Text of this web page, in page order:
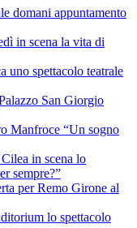
domani appuntamento
in scena la vita di
spettacolo teatrale
San Giorgio
Manfroce “Un sogno
in scena lo
sempre?”
per Remo Girone al
lo spettacolo